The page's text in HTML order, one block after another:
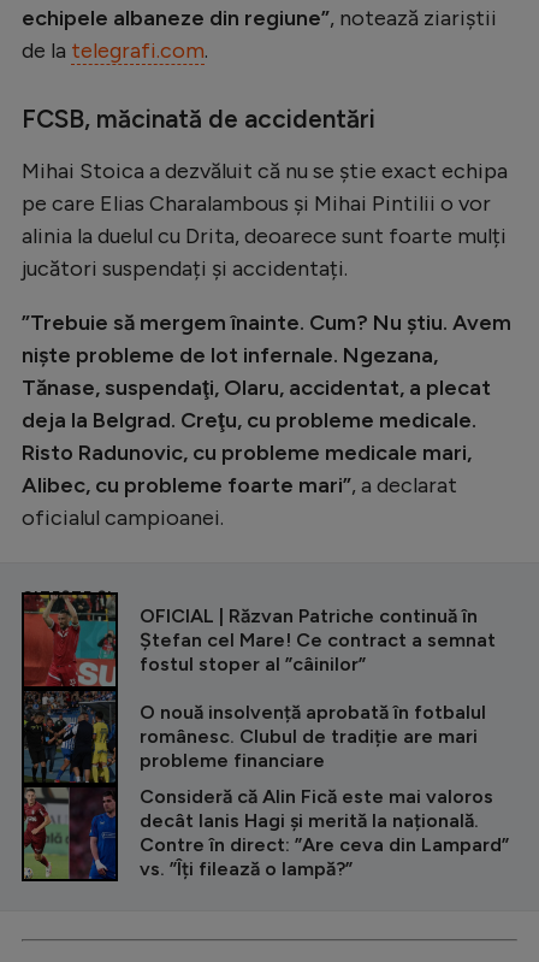
Intră în cont
Creează cont
echipele albaneze din regiune”, notează ziariștii
de la telegrafi.com.
FCSB, măcinată de accidentări
Mihai Stoica a dezvăluit că nu se știe exact echipa
pe care Elias Charalambous și Mihai Pintilii o vor
alinia la duelul cu Drita, deoarece sunt foarte mulți
jucători suspendați și accidentați.
”Trebuie să mergem înainte. Cum? Nu ştiu. Avem
nişte probleme de lot infernale. Ngezana,
Tănase, suspendaţi, Olaru, accidentat, a plecat
deja la Belgrad. Creţu, cu probleme medicale.
Risto Radunovic, cu probleme medicale mari,
Alibec, cu probleme foarte mari”, a declarat
oficialul campioanei.
CITEȘTE ȘI
OFICIAL | Răzvan Patriche continuă în
Ștefan cel Mare! Ce contract a semnat
fostul stoper al ”câinilor”
O nouă insolvență aprobată în fotbalul
românesc. Clubul de tradiție are mari
probleme financiare
Consideră că Alin Fică este mai valoros
decât Ianis Hagi și merită la națională.
Contre în direct: ”Are ceva din Lampard”
vs. ”Îți filează o lampă?”